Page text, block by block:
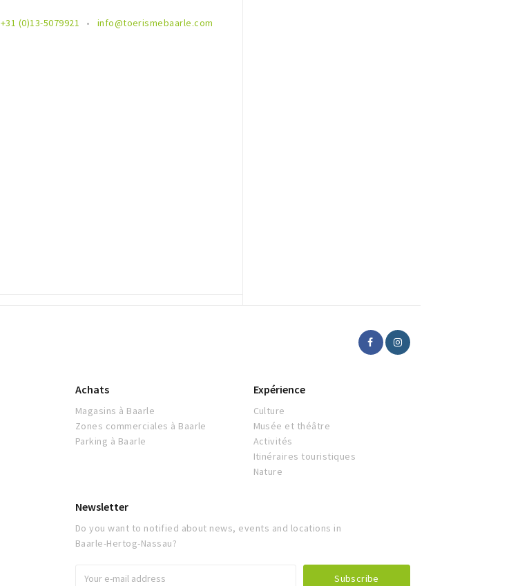
+31 (0)13-5079921 info@toerismebaarle.com
Achats
Magasins à Baarle
Zones commerciales à Baarle
Parking à Baarle
Expérience
Culture
Musée et théâtre
Activités
Itinéraires touristiques
Nature
Newsletter
Do you want to notified about news, events and locations in
Baarle-Hertog-Nassau?